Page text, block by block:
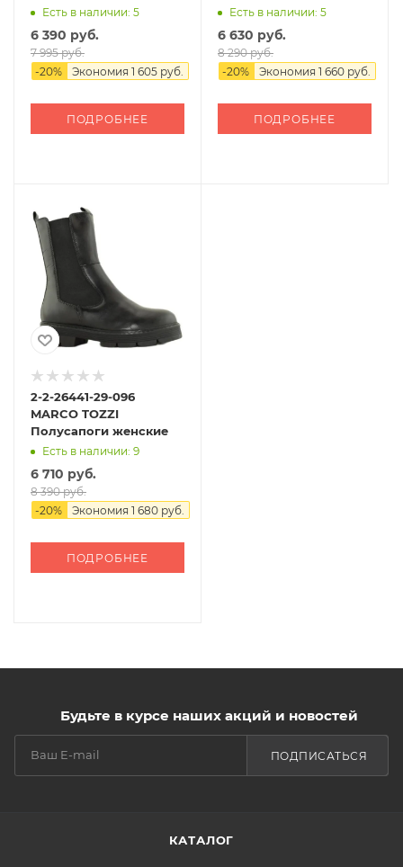
Есть в наличии: 5
6 390 руб.
7 995 руб.
-20% Экономия 1 605 руб.
ПОДРОБНЕЕ
Есть в наличии: 5
6 630 руб.
8 290 руб.
-20% Экономия 1 660 руб.
ПОДРОБНЕЕ
2-2-26441-29-096
MARCO TOZZI
Полусапоги женские
Есть в наличии: 9
6 710 руб.
8 390 руб.
-20% Экономия 1 680 руб.
ПОДРОБНЕЕ
Будьте в курсе наших акций и новостей
ПОДПИСАТЬСЯ
КАТАЛОГ